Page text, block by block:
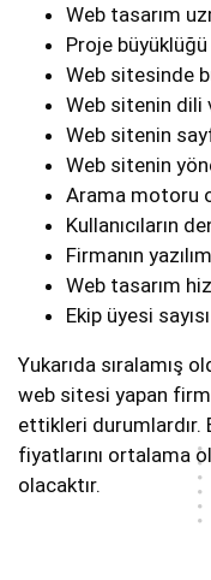
Web tasarım
Proje büyüklüğü
Web sitesinde
Web sitenin dili
Web sitenin
Web sitenin
Arama motoru
Kullanıcıların
Firmanın
Web tasarım
Ekip üyesi sayısı
Yukarıda sıralamış
web sitesi yapan
ettikleri durumlardır.
fiyatlarını ortalama
olacaktır.